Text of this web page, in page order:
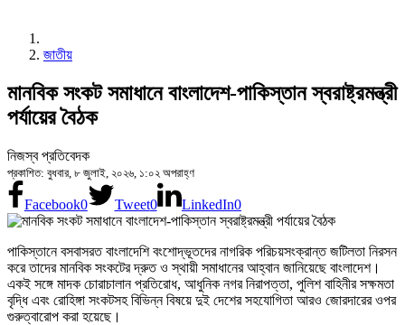
জাতীয়
মানবিক সংকট সমাধানে বাংলাদেশ-পাকিস্তান স্বরাষ্ট্রমন্ত্রী
পর্যায়ের বৈঠক
নিজস্ব প্রতিবেদক
প্রকাশিত: বুধবার, ৮ জুলাই, ২০২৬, ১:০২ অপরাহ্ণ
Facebook0 Tweet0 LinkedIn0
পাকিস্তানে বসবাসরত বাংলাদেশি বংশোদ্ভূতদের নাগরিক পরিচয়সংক্রান্ত জটিলতা নিরসন
করে তাদের মানবিক সংকটের দ্রুত ও স্থায়ী সমাধানের আহ্বান জানিয়েছে বাংলাদেশ।
একই সঙ্গে মাদক চোরাচালান প্রতিরোধ, আধুনিক নগর নিরাপত্তা, পুলিশ বাহিনীর সক্ষমতা
বৃদ্ধি এবং রোহিঙ্গা সংকটসহ বিভিন্ন বিষয়ে দুই দেশের সহযোগিতা আরও জোরদারের ওপর
গুরুত্বারোপ করা হয়েছে।